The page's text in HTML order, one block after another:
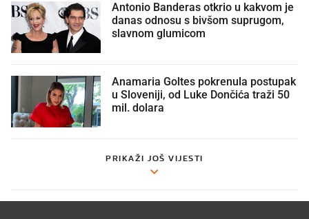
Antonio Banderas otkrio u kakvom je
danas odnosu s bivšom suprugom,
slavnom glumicom
Anamaria Goltes pokrenula postupak
u Sloveniji, od Luke Dončića traži 50
mil. dolara
PRIKAŽI JOŠ VIJESTI